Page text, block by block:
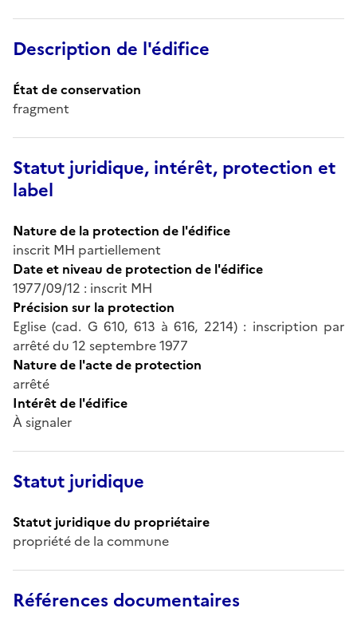
Description de l'édifice
État de conservation
fragment
Statut juridique, intérêt, protection et
label
Nature de la protection de l'édifice
inscrit MH partiellement
Date et niveau de protection de l'édifice
1977/09/12 : inscrit MH
Précision sur la protection
Eglise (cad. G 610, 613 à 616, 2214) : inscription par
arrêté du 12 septembre 1977
Nature de l'acte de protection
arrêté
Intérêt de l'édifice
À signaler
Statut juridique
Statut juridique du propriétaire
propriété de la commune
Références documentaires